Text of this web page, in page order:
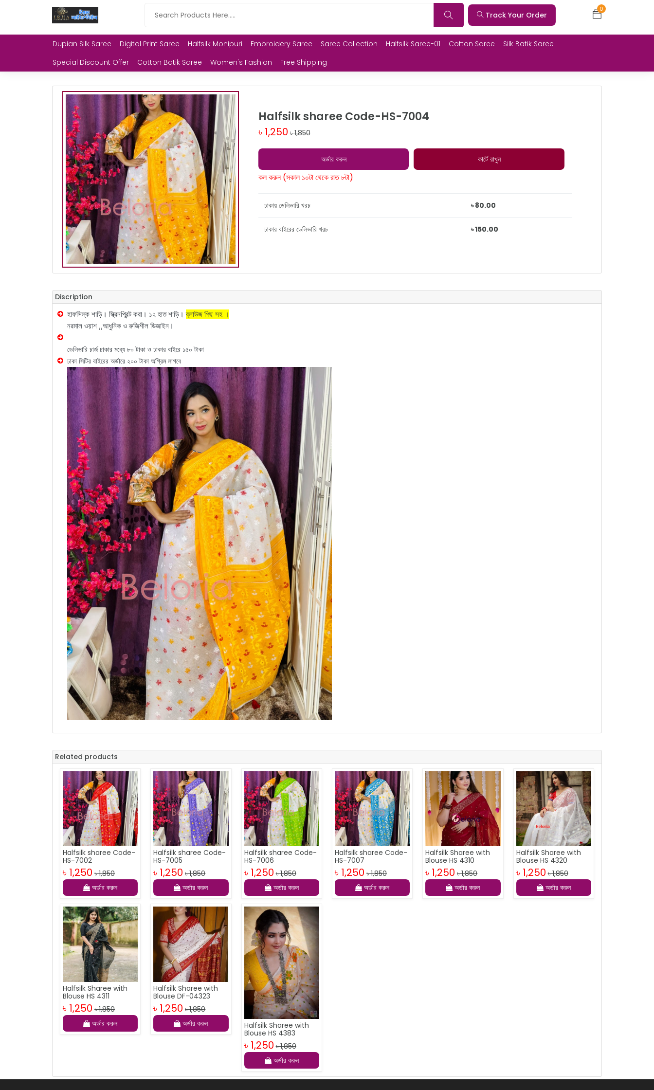
Track Your Order
0
Dupian Silk Saree Digital Print Saree Halfsilk Monipuri Embroidery Saree Saree Collection Halfsilk Saree-01 Cotton Saree
Silk Batik Saree
Special Discount Offer
Cotton Batik Saree Women's Fashion Free Shipping
Halfsilk sharee Code-HS-7004
৳ 1,250 ৳ 1,850
অর্ডার করুন কার্টে রাখুন
কল করুন (সকাল ১০টা থেকে রাত ৮টা)
ঢাকায় ডেলিভারি খরচ ৳ 80.00
ঢাকার বাইরের ডেলিভারি খরচ ৳ 150.00
Discription
হাফসিল্ক শাড়ি। স্ক্রিনপ্রিন্ট করা। ১২ হাত শাড়ি।ব্লাউজ পিছ সহ ।
নরমাল ওয়াশ ,,আধুনিক ও রুজিশীল ডিজাইন।
ডেলিভারি চার্জ ঢাকার মধ্যে ৮০ টাকা ও ঢাকার বাইরে ১৫০ টাকা
ঢাকা সিটির বাইরের অর্ডারে ২০০ টাকা অগ্রিম লাগবে
Related products
Halfsilk sharee Code-
HS-7002
৳ 1,250 ৳ 1,850
অর্ডার করুন
Halfsilk sharee Code-
HS-7005
৳ 1,250 ৳ 1,850
অর্ডার করুন
Halfsilk sharee Code-
HS-7006
৳ 1,250 ৳ 1,850
অর্ডার করুন
Halfsilk sharee Code-
HS-7007
৳ 1,250 ৳ 1,850
অর্ডার করুন
Halfsilk Sharee with
Blouse HS 4310
৳ 1,250 ৳ 1,850
অর্ডার করুন
Halfsilk Sharee with
Blouse HS 4320
৳ 1,250 ৳ 1,850
অর্ডার করুন
Halfsilk Sharee with
Blouse HS 4311
৳ 1,250 ৳ 1,850
অর্ডার করুন
Halfsilk Sharee with
Blouse DF-04323
৳ 1,250 ৳ 1,850
অর্ডার করুন
Halfsilk Sharee with
Blouse HS 4383
৳ 1,250 ৳ 1,850
অর্ডার করুন